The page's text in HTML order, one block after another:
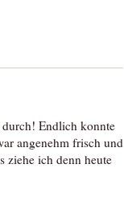
Endlich konnte
angenehm frisch und
ziehe ich denn heute